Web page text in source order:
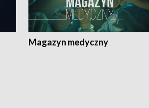
Magazyn medyczny